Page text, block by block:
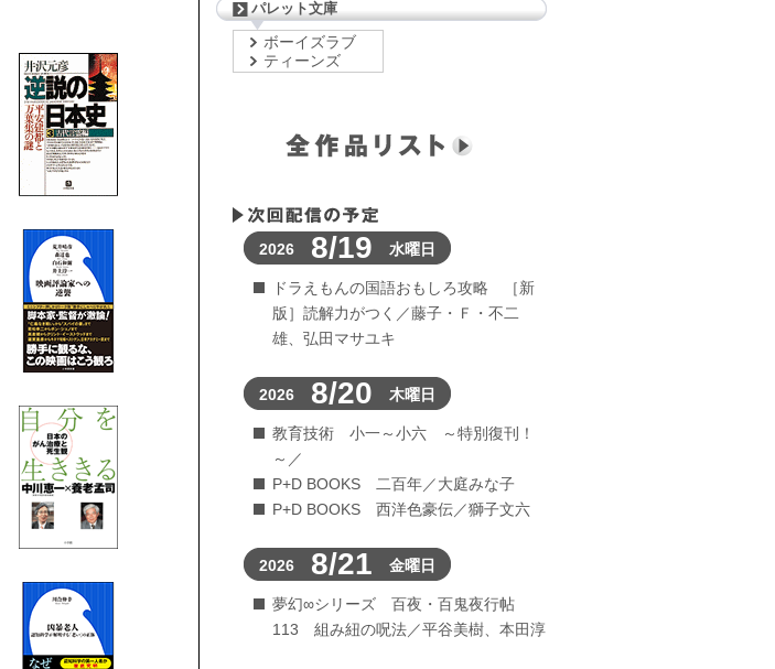
パレット文庫
ボーイズラブ
ティーンズ
2026 8/19 水曜日
ドラえもんの国語おもしろ攻略 ［新
版］読解力がつく／藤子・Ｆ・不二
雄、弘田マサユキ
2026 8/20 木曜日
教育技術 小一～小六 ～特別復刊！
～／
P+D BOOKS 二百年／大庭みな子
P+D BOOKS 西洋色豪伝／獅子文六
2026 8/21 金曜日
夢幻∞シリーズ 百夜・百鬼夜行帖
113 組み紐の呪法／平谷美樹、本田淳